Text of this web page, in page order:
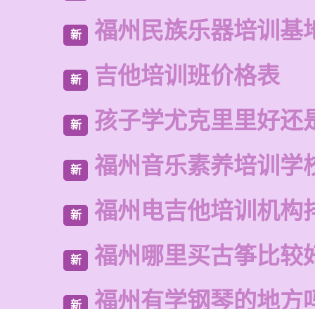
新 福州民族乐器培训基
新 吉他培训班价格表
新 孩子学尤克里里好还
新 福州音乐素养培训学
新 福州电吉他培训机构
新 福州哪里买古筝比较
新 福州有学钢琴的地方